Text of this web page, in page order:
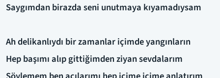
Saygımdan birazda seni unutmaya kıyamadıysam
Ah delikanlıydı bir zamanlar içimde yangınların
Hep başımı alıp gittiğimden ziyan sevdalarım